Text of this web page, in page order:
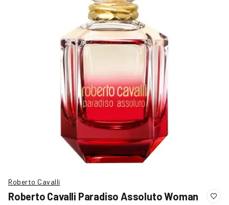
Roberto Cavalli
Roberto Cavalli Paradiso Assoluto Woman